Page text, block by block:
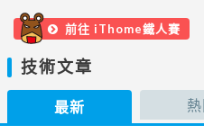
前往 iThome鐵人賽
技術文章
最新